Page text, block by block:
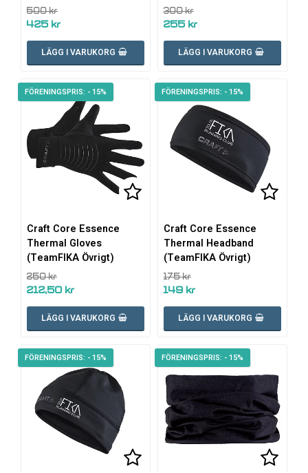
500 kr
425 kr
LÄGG I VARUKORG
300 kr
255 kr
LÄGG I VARUKORG
- 15%
Lägg till i favoritlistan
Craft Core Essence
Thermal Gloves
(TeamFIKA Övrigt)
250 kr
212,50 kr
LÄGG I VARUKORG
- 15%
Craft Core Essence
Thermal Headband
(TeamFIKA Övrigt)
175 kr
149 kr
LÄGG I VARUKORG
- 15% - 15%